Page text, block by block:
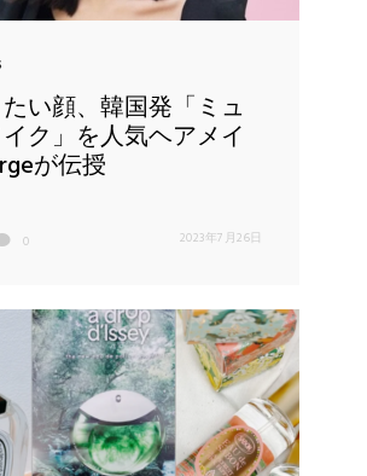
い顔、韓国発「ミュ
ク」を人気ヘアメイ
が伝授
0 2023年7月26日